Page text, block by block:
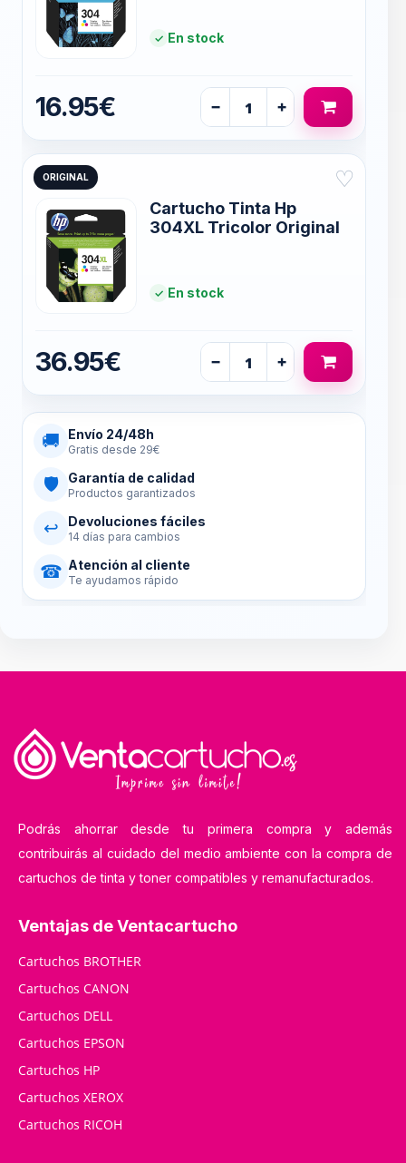
En stock
16.95€ − +
ORIGINAL ♡
Cartucho Tinta Hp
304XL Tricolor Original
En stock
36.95€ − +
🚚 Envío 24/48h
Gratis desde 29€
🛡 Garantía de calidad
Productos garantizados
↩ Devoluciones fáciles
14 días para cambios
☎ Atención al cliente
Te ayudamos rápido
Podrás ahorrar desde tu primera compra y además
contribuirás al cuidado del medio ambiente con la compra de
cartuchos de tinta y toner compatibles y remanufacturados.
Ventajas de Ventacartucho
Cartuchos BROTHER
Cartuchos CANON
Cartuchos DELL
Cartuchos EPSON
Cartuchos HP
Cartuchos XEROX
Cartuchos RICOH